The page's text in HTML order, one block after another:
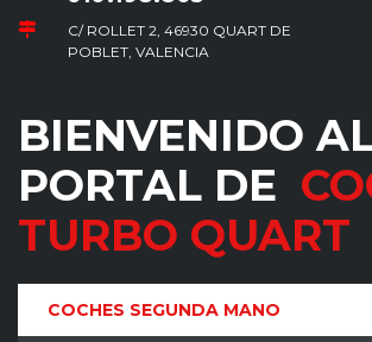
C/ ROLLET 2, 46930 QUART DE
POBLET, VALENCIA
BIENVENIDO
PORTAL DE
TURBO QUART
COCHES SEGUNDA MANO